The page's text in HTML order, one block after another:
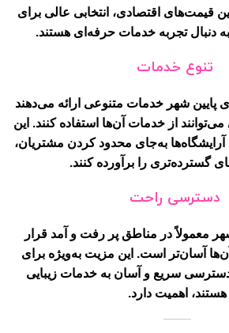
قیمت‌های اقتصادی، انتخابی عالی برای
دنبال تجربه خدمات حرفه‌ای هستند.
تنوع خدمات
پایین شهر خدمات متنوعی ارائه می‌دهند
از خدمات آن‌ها استفاده کنند. این
به‌جای محدود کردن مشتریان،
گسترده‌تری را برآورده کنند.
دسترسی راحت
معمولاً در مناطق پر رفت و آمد قرار
آسان‌تر است. این مزیت به‌ویژه برای
سریع و آسان به خدمات زیبایی
هستند، اهمیت دارد.